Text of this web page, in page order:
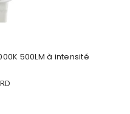
500LM à intensité